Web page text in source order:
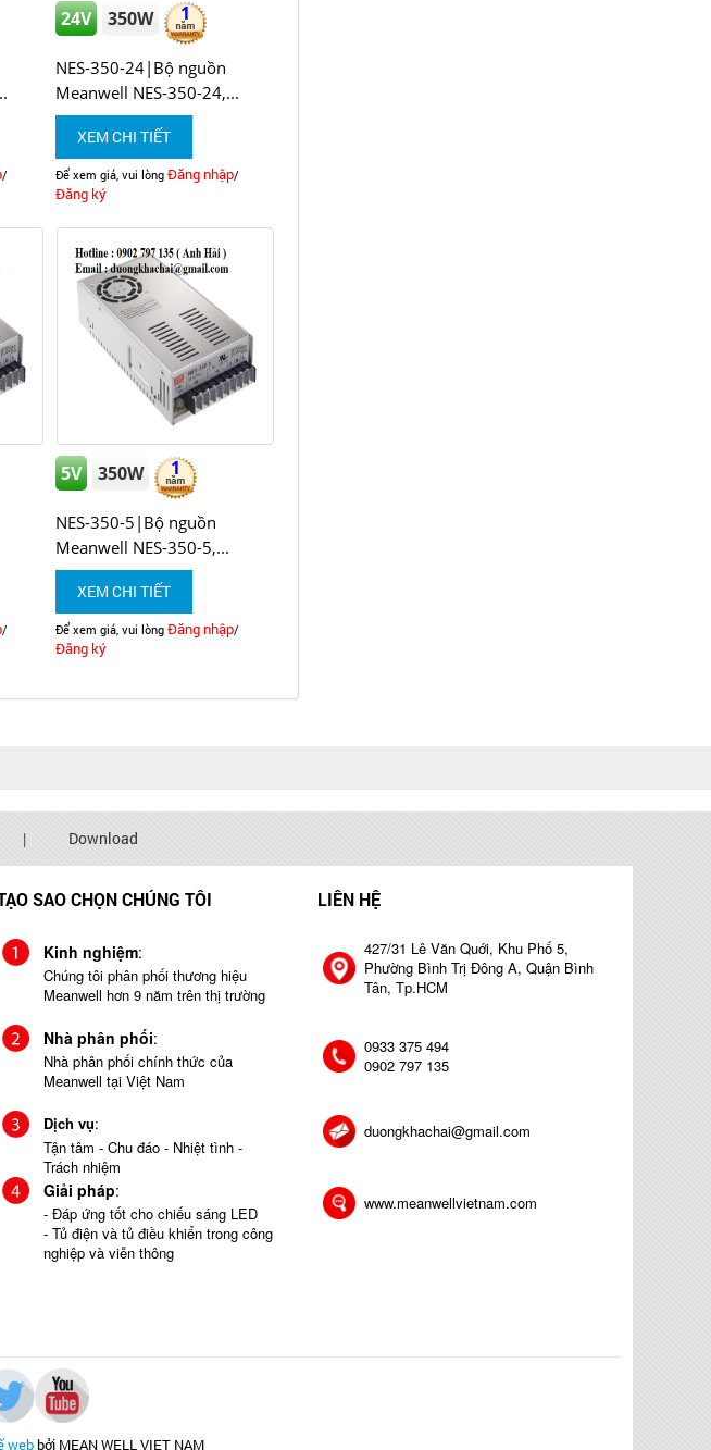
/
24V 350W 1
NES-350-24|Bộ nguồn
Meanwell NES-350-24,...
XEM CHI TIẾT
Để xem giá, vui lòng Đăng nhập/
Đăng ký
/
5V 350W 1
NES-350-5|Bộ nguồn
Meanwell NES-350-5,...
XEM CHI TIẾT
Để xem giá, vui lòng Đăng nhập/
Đăng ký
| Download
SAO CHỌN CHÚNG TÔI
Kinh nghiệm:
Chúng tôi phân phối thương hiệu
Meanwell hơn 9 năm trên thị trường
Nhà phân phối:
Nhà phân phối chính thức của
Meanwell tại Việt Nam
Dịch vụ:
Tận tâm - Chu đáo - Nhiệt tình -
Trách nhiệm
Giải pháp:
- Đáp ứng tốt cho chiếu sáng LED
- Tủ điện và tủ điều khiển trong công
nghiệp và viễn thông
LIÊN HỆ
427/31 Lê Văn Quới, Khu Phố 5,
Phường Bình Trị Đông A, Quận Bình
Tân, Tp.HCM
0933 375 494
0902 797 135
duongkhachai@gmail.com
www.meanwellvietnam.com
webbởi MEAN WELL VIET NAM